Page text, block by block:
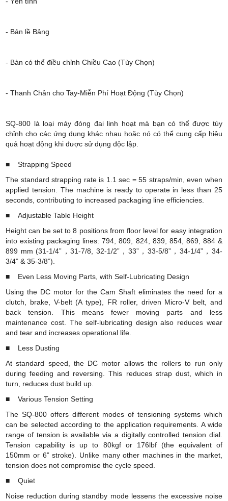
- Bản lề Bảng
- Bàn có thể điều chỉnh Chiều Cao (Tùy Chọn)
- Thanh Chân cho Tay-Miễn Phí Hoạt Động (Tùy Chọn)
SQ-800 là loại máy đóng đai linh hoạt mà bạn có thể được tùy
chỉnh cho các ứng dụng khác nhau hoặc nó có thể cung cấp hiệu
quả hoạt động khi được sử dụng độc lập.
■ Strapping Speed
The standard strapping rate is 1.1 sec = 55 straps/min, even when
applied tension. The machine is ready to operate in less than 25
seconds, contributing to increased packaging line efficiencies.
■ Adjustable Table Height
Height can be set to 8 positions from floor level for easy integration
into existing packaging lines: 794, 809, 824, 839, 854, 869, 884 &
899 mm (31-1/4”，31-7/8, 32-1/2”，33”，33-5/8”，34-1/4”，34-
3/4” & 35-3/8”).
■ Even Less Moving Parts, with Self-Lubricating Design
Using the DC motor for the Cam Shaft eliminates the need for a
clutch, brake, V-belt (A type), FR roller, driven Micro-V belt, and
back tension. This means fewer moving parts and less
maintenance cost. The self-lubricating design also reduces wear
and tear and increases operational life.
■ Less Dusting
At standard speed, the DC motor allows the rollers to run only
during feeding and reversing. This reduces strap dust, which in
turn, reduces dust build up.
■ Various Tension Setting
The SQ-800 offers different modes of tensioning systems which
can be selected according to the application requirements. A wide
range of tension is available via a digitally controlled tension dial.
Tension capability is up to 80kgf or 176lbf (the equivalent of
150mm or 6” stroke). Unlike many other machines in the market,
tension does not compromise the cycle speed.
■ Quiet
Noise reduction during standby mode lessens the excessive noise